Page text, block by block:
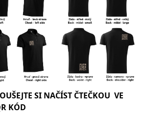
SI NAČÍST ČTEČKOU VE
KÓD